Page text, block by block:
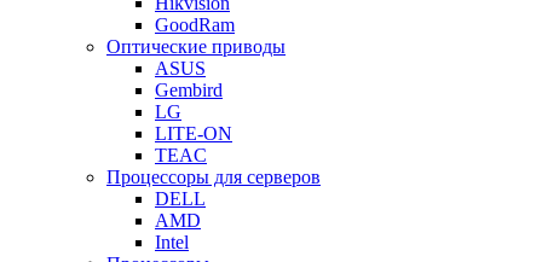
GoodRam
Оптические приводы
ASUS
Gembird
LG
LITE-ON
TEAC
Процессоры для серверов
DELL
AMD
Intel